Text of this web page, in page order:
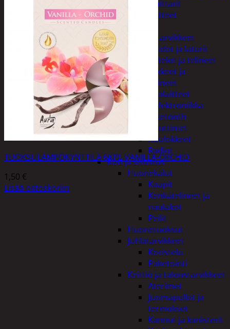
lämpömittarit
Oheislaitteet
Puhelintarvikkeet
Johdot ja laturit
Kotelot ja telineet
Tv-tarvikkeet ja
seinätelineet
Varavirtalaitteet
Viihde-elektroniikka
Bluetooth
kaiuttimet
Kuulokkeet
Radiot
Koti ja sisustus
Huonekalut
Kaapit
Kenkätelineet ja
naulakot
Peilit
Huonetuoksut
Juhlatarvikkeet
Koristelu
Paketointi
Keittiö ja taloustarvikkeet
Aterimet
Juomapullot ja
termokset
Kannut ja kanisterit
TUOKSULÄMPÖKYNTTILÄ 6KPL VANILLA-ORCHID
1,50 €
Lisää ostoskoriin